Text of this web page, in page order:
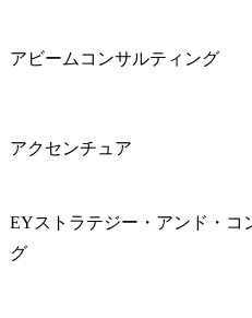
アビームコンサルティング
アクセンチュア
EYストラテジー・アンド・コ
グ